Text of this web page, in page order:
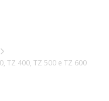
TZ 400, TZ 500 e TZ 600